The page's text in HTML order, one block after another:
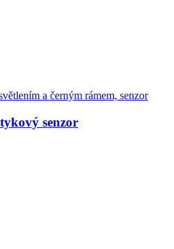
senzor